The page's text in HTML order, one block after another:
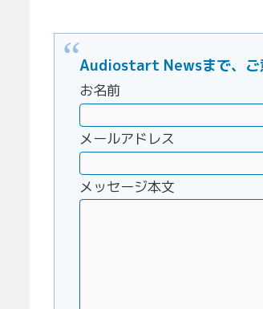
Audiostart Newsまで、ご
お名前
メールアドレス
メッセージ本文